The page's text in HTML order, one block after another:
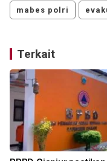
mabes polri
Terkait